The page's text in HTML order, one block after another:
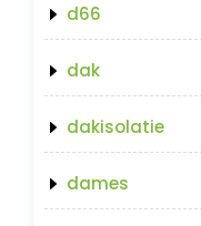
d66
dak
dakisolatie
dames